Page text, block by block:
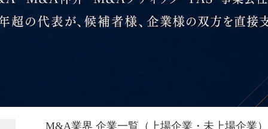
M&A業界 企業一覧（上場企業・未上場企業）